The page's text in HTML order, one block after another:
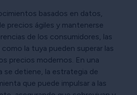
basados en datos,
precios ágiles y mantenerse
de los consumidores, las
la tuya pueden superar las
precios modernos. En una
se detiene, la estrategia de
que puede impulsar a las